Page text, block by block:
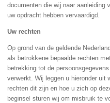
documenten die wij naar aanleiding
uw opdracht hebben vervaardigd.
Uw rechten
Op grond van de geldende
als betrokkene bepaalde rechten
betrekking tot de
verwerkt. Wij leggen u hieronder uit
rechten dit zijn en hoe u zich op
beginsel sturen wij om misbruik te